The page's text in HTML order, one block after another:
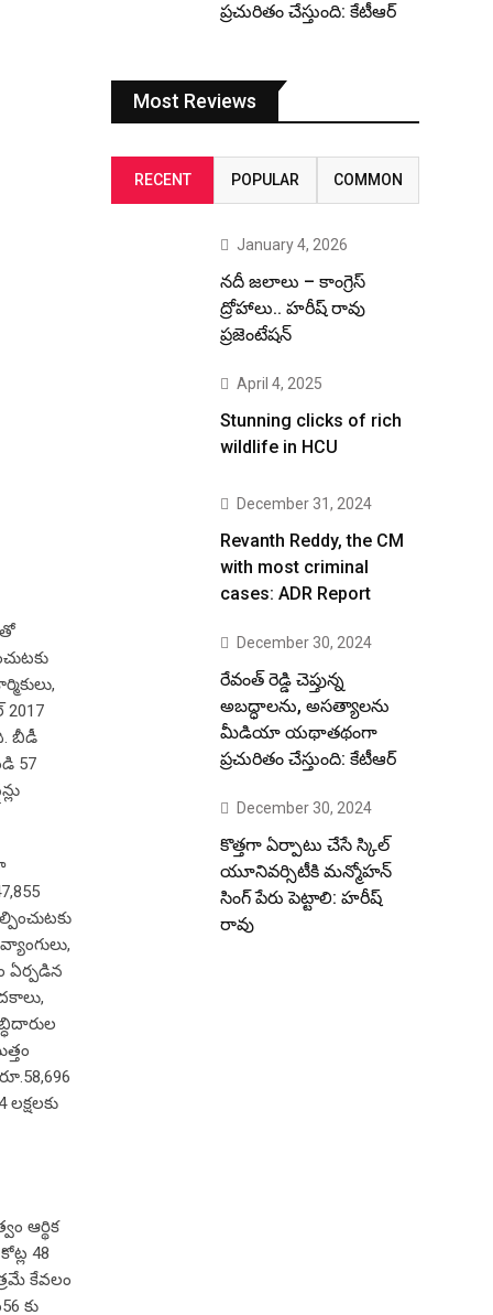
2017
బీడీ
57
ఏర్పడిన
ఆర్థిక
48
కేవలం
కు
ప్రచురితం చేస్తుంది: కేటీఆర్
Most Reviews
RECENT POPULAR COMMON
January 4, 2026
నదీ జలాలు – కాంగ్రెస్
ద్రోహాలు.. హరీష్ రావు
ప్రజెంటేషన్
April 4, 2025
Stunning clicks of rich
wildlife in HCU
December 31, 2024
Revanth Reddy, the CM
with most criminal
cases: ADR Report
December 30, 2024
రేవంత్ రెడ్డి చెప్తున్న
అబద్ధాలను, అసత్యాలను
మీడియా యథాతథంగా
ప్రచురితం చేస్తుంది: కేటీఆర్
December 30, 2024
కొత్తగా ఏర్పాటు చేసే స్కిల్
యూనివర్సిటీకి మన్మోహన్
సింగ్ పేరు పెట్టాలి: హరీష్
రావు